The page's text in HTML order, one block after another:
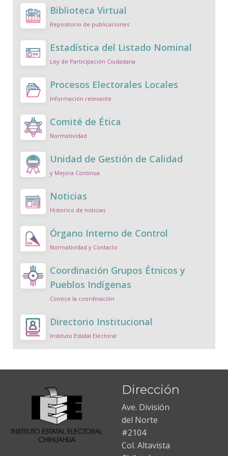
Biblioteca Virtual
Repositorio de publicaciones
Estadística del Listado Nominal
Ley de Participación Ciudadana
Procesos Electorales Locales
Información relevante
Comité de Ética
Normatividad
Unidad de Gestión de Calidad
y Mejora Continua
Noticias
Historico de noticias
Órgano Interno de Control
Normatividad y Contacto
Coordinación Grupos Étnicos y
Pueblos Indígenas
Conóce la coordinación
Directorio Institucional
Instituto Estatal Electoral
Dirección
Ave. División
del Norte
#2104
Col. Altavista